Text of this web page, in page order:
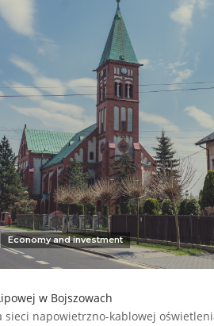
Economy and investment
w Bojszowach
sieci napowietrzno-kablowej